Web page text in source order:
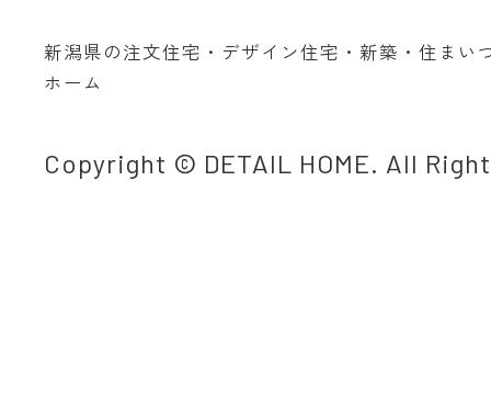
新潟県の注文住宅・デザイン住宅・新築・住まい
ホーム
Copyright © DETAIL HOME. All